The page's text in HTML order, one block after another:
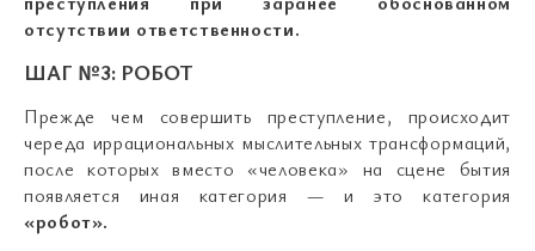
отсутствии ответственности.
ШАГ №3: РОБОТ
Прежде чем совершить преступление, происходит
череда иррациональных мыслительных трансформаций,
после которых вместо «человека» на сцене бытия
появляется иная категория — и это категория
«робот».